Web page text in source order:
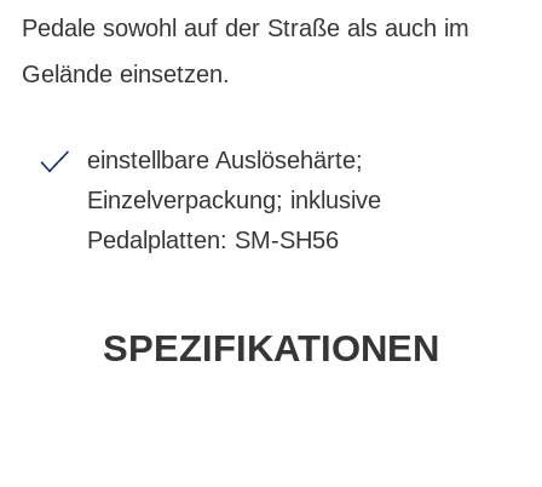
Pedale sowohl auf der Straße als auch im
Gelände einsetzen.
einstellbare Auslösehärte;
Einzelverpackung; inklusive
Pedalplatten: SM-SH56
SPEZIFIKATIONEN